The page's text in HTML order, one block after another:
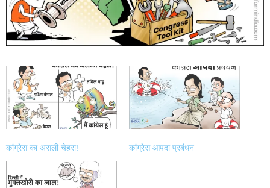
कांग्रेस का असली चेहरा! कांग्रेस आपदा प्रबंधन